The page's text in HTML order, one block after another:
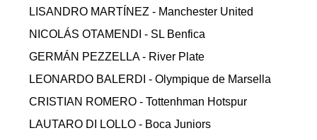
LISANDRO MARTÍNEZ - Manchester United
NICOLÁS OTAMENDI - SL Benfica
GERMÁN PEZZELLA - River Plate
LEONARDO BALERDI - Olympique de Marsella
CRISTIAN ROMERO - Tottenhman Hotspur
LAUTARO DI LOLLO - Boca Juniors